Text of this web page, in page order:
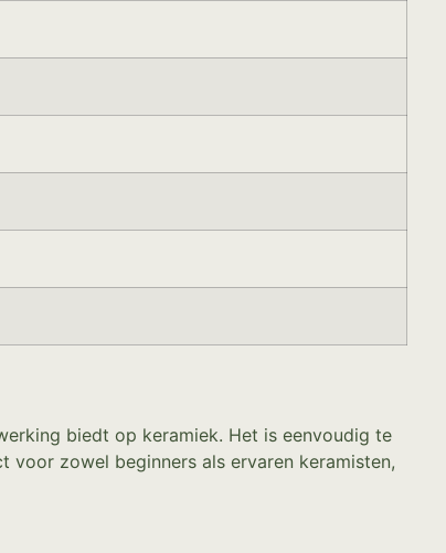
biedt op keramiek. Het is eenvoudig te
zowel beginners als ervaren keramisten,